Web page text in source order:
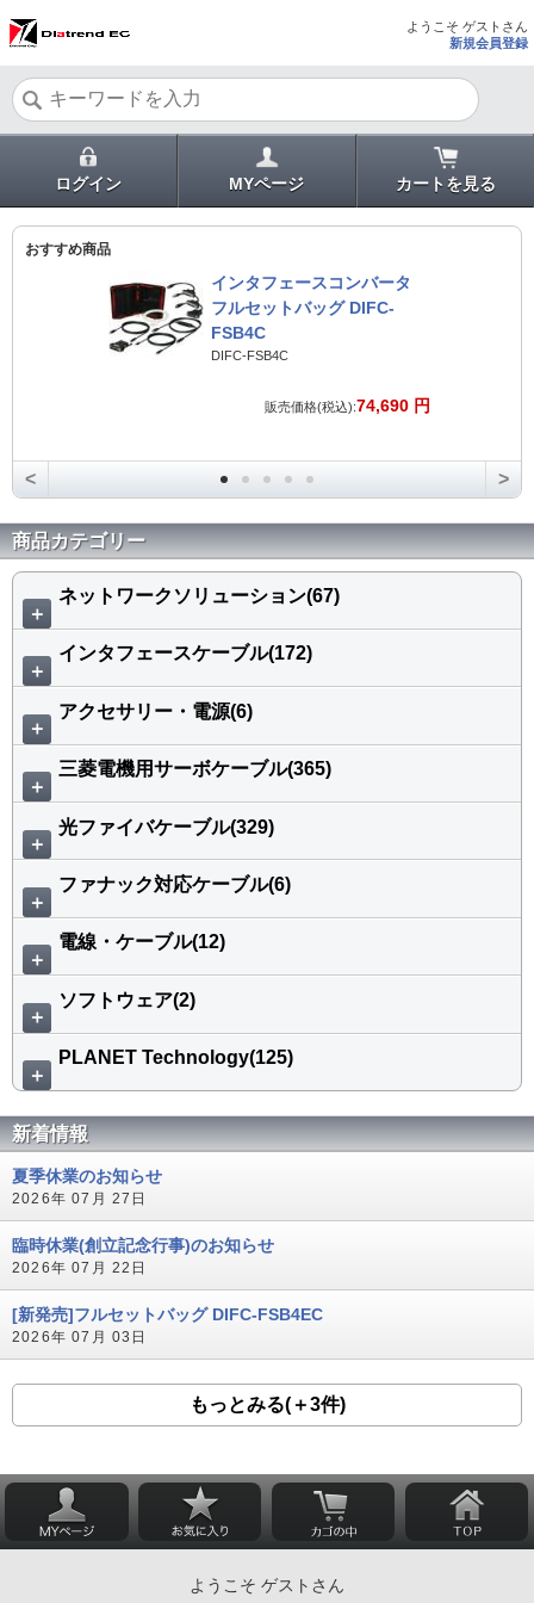
ようこそ ゲストさん
新規会員登録
ログイン MYページ カートを見る
おすすめ商品
インタフェースコンバータ
フルセットバッグ DIFC-
FSB4C
DIFC-FSB4C
販売価格(税込):74,690 円
< >
商品カテゴリー
＋
ネットワークソリューション(67)
＋
インタフェースケーブル(172)
＋
アクセサリー・電源(6)
＋
三菱電機用サーボケーブル(365)
＋
光ファイバケーブル(329)
＋
ファナック対応ケーブル(6)
＋
電線・ケーブル(12)
＋
ソフトウェア(2)
＋
PLANET Technology(125)
新着情報
夏季休業のお知らせ
2026年 07月 27日
臨時休業(創立記念行事)のお知らせ
2026年 07月 22日
[新発売]フルセットバッグ DIFC-FSB4EC
2026年 07月 03日
もっとみる(＋3件)
ようこそ ゲストさん